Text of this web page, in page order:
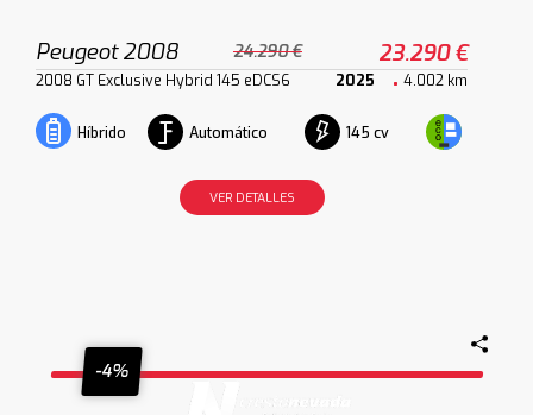
Peugeot 2008 24.290 € 23.290 €
2008 GT Exclusive Hybrid 145 eDCS6 2025 4.002 km
Híbrido Automático 145 cv
VER DETALLES
-4%